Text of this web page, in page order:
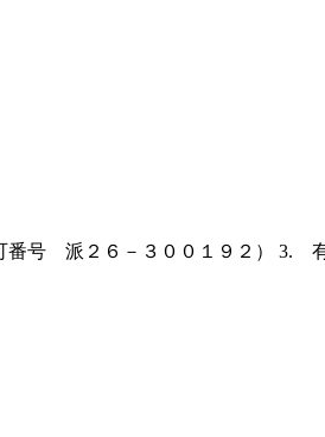
号 派２６－３００１９２） 3. 有